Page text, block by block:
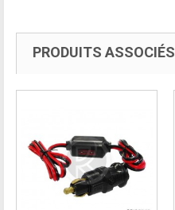
PRODUITS ASSOCIÉS